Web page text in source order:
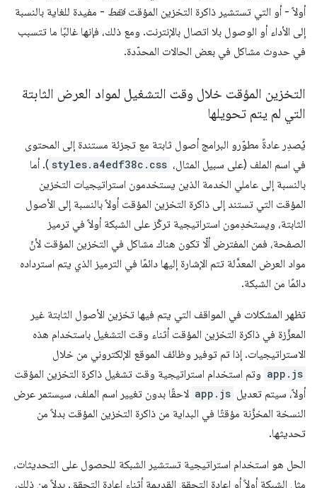
أولاً - أو التي تستشير ذاكرة التخزين المؤقتفقط - مفيدة للغاية بالنسبة
إلى الأداء أو الوصول بلا اتصال بالإنترنت. ومع ذلك، فإنها غالبًا ما تتسبب
في حدوث مشاكل في بعض الحالات المحدّدة.
التخزين المؤقت خلال وقت التشغيل لمواد العرض الثابتة
التي لم يتم تحويلها
يُصدِر عادةً مطوّرو البرامج أصول ثابتة مع تجزئة مستندة إلى المحتوى
في اسم الملف (على سبيل المثال، styles.a4edf38c.css ). أما
بالنسبة إلى عاملي الخدمة الذين يستخدمون استراتيجيات التخزين
المؤقت التي تستند إلى ذاكرة التخزين المؤقت أولاً بالنسبة إلى الأصول
الثابتة، ويستخدِمون استراتيجية تركّز على الشبكة أولاً في ترميز
الصفحة، فمن المفترض ألّا تكون هناك مشاكل في التخزين المؤقت لأنّ
مواد العرض المعدَّلة تتم الإشارة إليها دائمًا في الترميز الذي يتم استرداده
دائمًا من الشبكة.
تظهر المشكلات في المواقف التي يتم فيها تخزين الأصول الثابتة غير
المعزَّزة في ذاكرة التخزين المؤقت أثناء وقت التشغيل باستخدام هذه
الاستراتيجيات. إذا تم توفير وظائف الموقع الإلكتروني من خلال
app.js وتم استخدام استراتيجية وقت تشغيل ذاكرة التخزين المؤقت
أولاً، سيتم تعديل app.js لاحقًا بدون تغيير اسم الملف، سيستمر عرض
النسخة المخزَّنة مؤقتًا في البداية من ذاكرة التخزين المؤقت بدلاً من
تحديثها.
الحل هو استخدام استراتيجية تستشير الشبكة للحصول على التحديثات،
مثل الشبكة أولاً أو إعادة التحقق القديمة أثناء إعادة التحقق. بدلاً من ذلك،